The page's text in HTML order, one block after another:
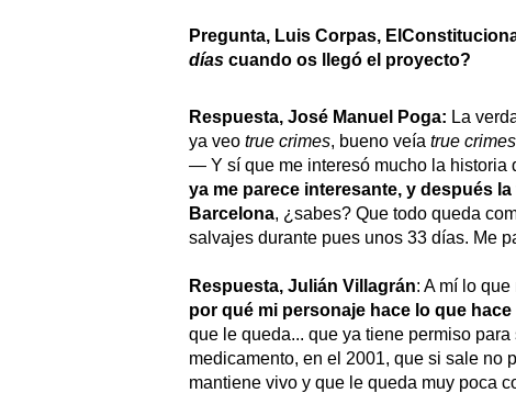
Pregunta, Luis Corpas,
días cuando os llegó el proyecto?
Respuesta, José Manuel Poga: La
ya veo true crimes, bueno veía true crimes
— Y sí que me interesó mucho la historia
ya me parece interesante, y después
Barcelona, ¿sabes? Que todo queda
salvajes durante pues unos 33 días. Me
Respuesta, Julián Villagrán: A mí lo
por qué mi personaje hace lo que hace
que le queda... que ya tiene permiso
medicamento, en el 2001, que si sale no
mantiene vivo y que le queda muy poca